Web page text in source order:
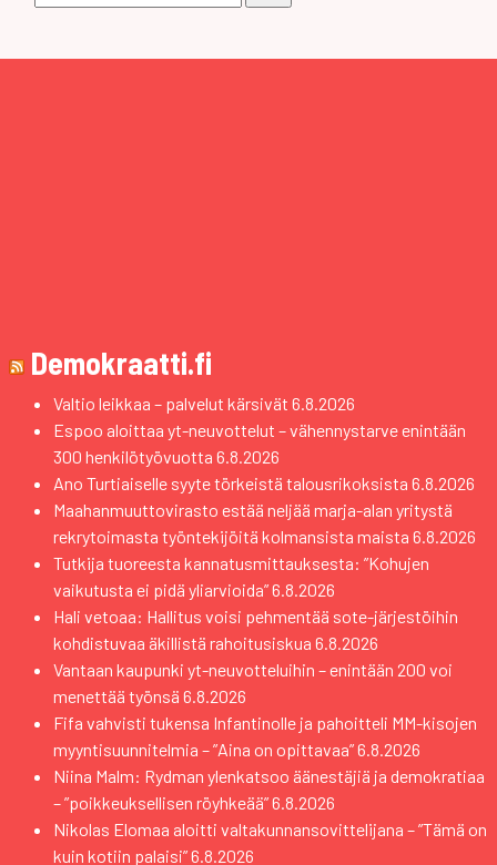
Demokraatti.fi
Valtio leikkaa – palvelut kärsivät 6.8.2026
Espoo aloittaa yt-neuvottelut – vähennystarve enintään
300 henkilötyövuotta 6.8.2026
Ano Turtiaiselle syyte törkeistä talousrikoksista 6.8.2026
Maahanmuuttovirasto estää neljää marja-alan yritystä
rekrytoimasta työntekijöitä kolmansista maista 6.8.2026
Tutkija tuoreesta kannatusmittauksesta: ”Kohujen
vaikutusta ei pidä yliarvioida”6.8.2026
Hali vetoaa: Hallitus voisi pehmentää sote-järjestöihin
kohdistuvaa äkillistä rahoitusiskua 6.8.2026
Vantaan kaupunki yt-neuvotteluihin – enintään 200 voi
menettää työnsä 6.8.2026
Fifa vahvisti tukensa Infantinolle ja pahoitteli MM-kisojen
myyntisuunnitelmia – ”Aina on opittavaa”6.8.2026
Niina Malm: Rydman ylenkatsoo äänestäjiä ja demokratiaa
– ”poikkeuksellisen röyhkeää”6.8.2026
Nikolas Elomaa aloitti valtakunnansovittelijana – ”Tämä on
kuin kotiin palaisi”6.8.2026